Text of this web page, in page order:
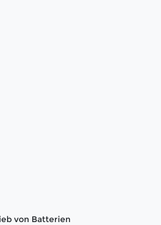
von Batterien